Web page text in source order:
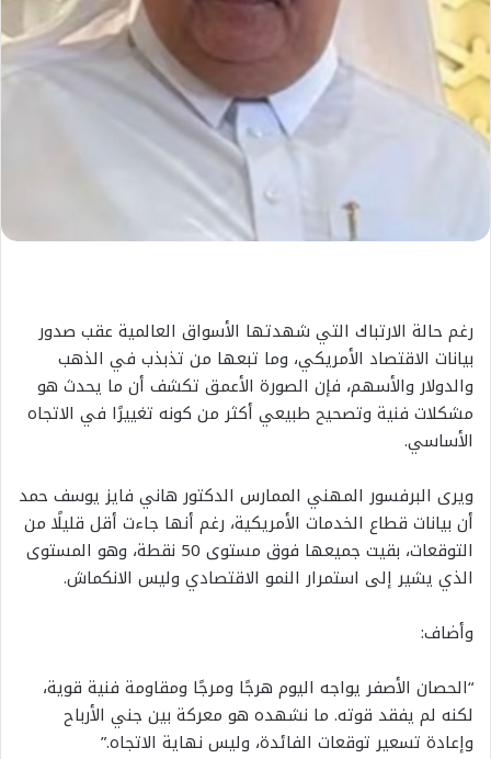
رغم حالة الارتباك التي شهدتها الأسواق العالمية عقب صدور
بيانات الاقتصاد الأمريكي، وما تبعها من تذبذب في الذهب
والدولار والأسهم، فإن الصورة الأعمق تكشف أن ما يحدث هو
مشكلات فنية وتصحيح طبيعي أكثر من كونه تغييرًا في الاتجاه
الأساسي.
ويرى البرفسور المهني الممارس الدكتور هاني فايز يوسف حمد
أن بيانات قطاع الخدمات الأمريكية، رغم أنها جاءت أقل قليلًا من
التوقعات، بقيت جميعها فوق مستوى 50 نقطة، وهو المستوى
الذي يشير إلى استمرار النمو الاقتصادي وليس الانكماش.
وأضاف:
“الحصان الأصفر يواجه اليوم هرجًا ومرجًا ومقاومة فنية قوية،
لكنه لم يفقد قوته. ما نشهده هو معركة بين جني الأرباح
وإعادة تسعير توقعات الفائدة، وليس نهاية الاتجاه.”